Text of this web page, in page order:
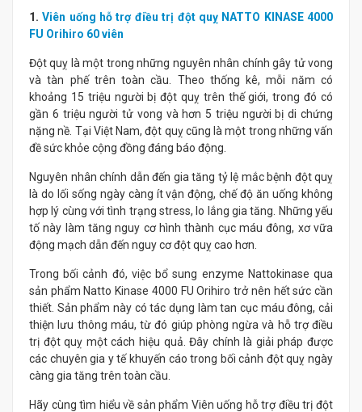
1.Viên uống hỗ trợ điều trị đột quỵ NATTO KINASE 4000
FU Orihiro 60 viên
Đột quỵ là một trong những nguyên nhân chính gây tử vong
và tàn phế trên toàn cầu. Theo thống kê, mỗi năm có
khoảng 15 triệu người bị đột quỵ trên thế giới, trong đó có
gần 6 triệu người tử vong và hơn 5 triệu người bị di chứng
nặng nề. Tại Việt Nam, đột quỵ cũng là một trong những vấn
đề sức khỏe cộng đồng đáng báo động.
Nguyên nhân chính dẫn đến gia tăng tỷ lệ mắc bệnh đột quỵ
là do lối sống ngày càng ít vận động, chế độ ăn uống không
hợp lý cùng với tình trạng stress, lo lắng gia tăng. Những yếu
tố này làm tăng nguy cơ hình thành cục máu đông, xơ vữa
động mạch dẫn đến nguy cơ đột quỵ cao hơn.
Trong bối cảnh đó, việc bổ sung enzyme Nattokinase qua
sản phẩm Natto Kinase 4000 FU Orihiro trở nên hết sức cần
thiết. Sản phẩm này có tác dụng làm tan cục máu đông, cải
thiện lưu thông máu, từ đó giúp phòng ngừa và hỗ trợ điều
trị đột quỵ một cách hiệu quả. Đây chính là giải pháp được
các chuyên gia y tế khuyến cáo trong bối cảnh đột quỵ ngày
càng gia tăng trên toàn cầu.
Hãy cùng tìm hiểu về sản phẩm Viên uống hỗ trợ điều trị đột